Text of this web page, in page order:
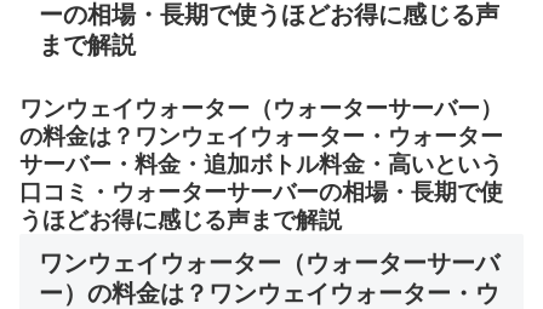
ーの相場・長期で使うほどお得に感じる声
まで解説
ワンウェイウォーター（ウォーターサーバー）
の料金は？ワンウェイウォーター・ウォーター
サーバー・料金・追加ボトル料金・高いという
口コミ・ウォーターサーバーの相場・長期で使
うほどお得に感じる声まで解説
ワンウェイウォーター（ウォーターサーバ
ー）の料金は？ワンウェイウォーター・ウ